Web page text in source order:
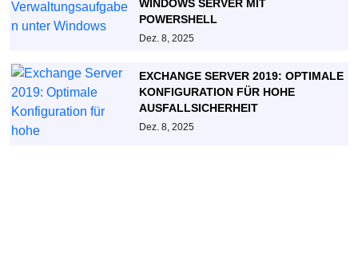
WINDOWS SERVER MIT
POWERSHELL
Dez. 8, 2025
EXCHANGE SERVER 2019: OPTIMALE
KONFIGURATION FÜR HOHE
AUSFALLSICHERHEIT
Dez. 8, 2025